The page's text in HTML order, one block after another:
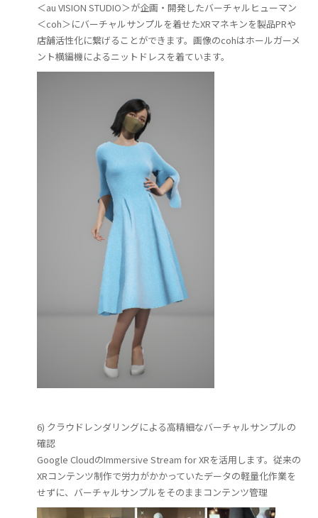
＜au VISION STUDIO＞が企画・開発したバーチャルヒューマン
＜coh＞にバーチャルサンプルを着せたXRマネキンを製品PRや
店舗活性化に繋げることができます。画像のcohはホールガーメ
ント横編機によるニットドレスを着ています。
6) クラウドレンダリングによる高精細なバーチャルサンプルの
確認
Google CloudのImmersive Stream for XRを活用します。従来の
XRコンテンツ制作で労力がかかっていたデータの軽量化作業を
せずに、バーチャルサンプルをそのままコンテンツ管理